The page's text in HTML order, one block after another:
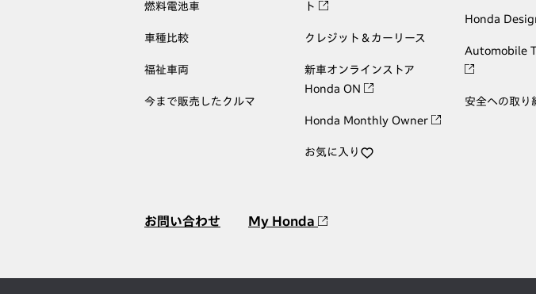
燃料電池車
車種比較
福祉車両
今まで販売したクルマ
ト
クレジット＆カーリース
新車オンラインストア
Honda ON
Honda Monthly Owner
お気に入り
Honda
Automobile
安全への取り
お問い合わせ My Honda